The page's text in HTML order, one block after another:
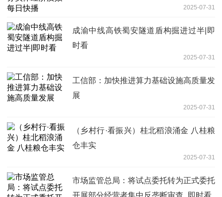
2025-07-31
成渝中线高铁蜀安隧道盾构掘进过半|即
时看
2025-07-31
工信部：加快推进算力基础设施高质量发
展
2025-07-31
（乡村行·看振兴）桂北稻浪涌金 八桂粮
仓丰实
2025-07-31
市场监管总局：将试点委托转为正式委托
开展部分经营者集中反垄断审查_即时看